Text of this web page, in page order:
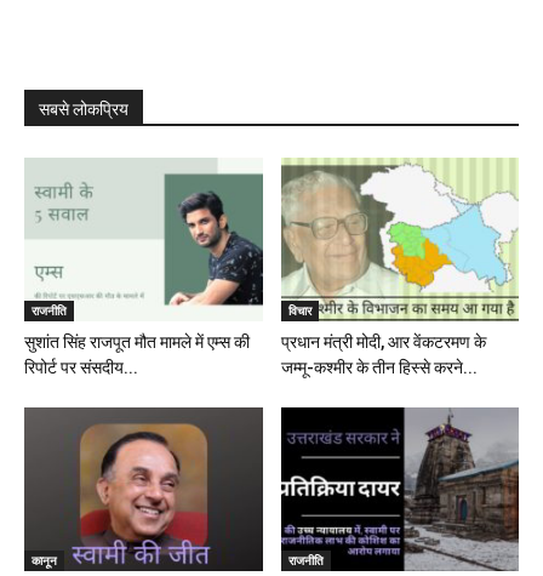
सबसे लोकप्रिय
राजनीति
सुशांत सिंह राजपूत मौत मामले में एम्स की
रिपोर्ट पर संसदीय...
विचार
प्रधान मंत्री मोदी, आर वेंकटरमण के
जम्मू-कश्मीर के तीन हिस्से करने...
कानून राजनीति